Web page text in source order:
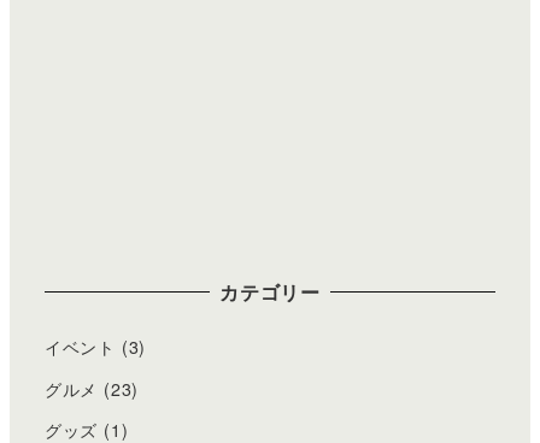
カテゴリー
イベント (3)
グルメ (23)
グッズ (1)